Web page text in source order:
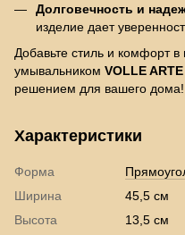
Долговечность и
изделие дает
Добавьте стиль и комфорт
умывальником VOLLE ARTE
решением для вашего дома!
Характеристики
Форма
Ширина
45,5 см
Высота
13,5 см